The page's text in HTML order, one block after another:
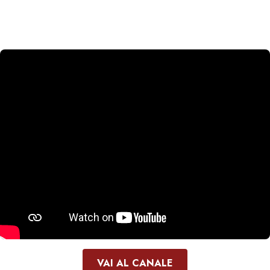
VAI AL CANALE